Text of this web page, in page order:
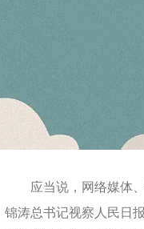
应当说，网络媒体、
锦涛总书记视察人民日